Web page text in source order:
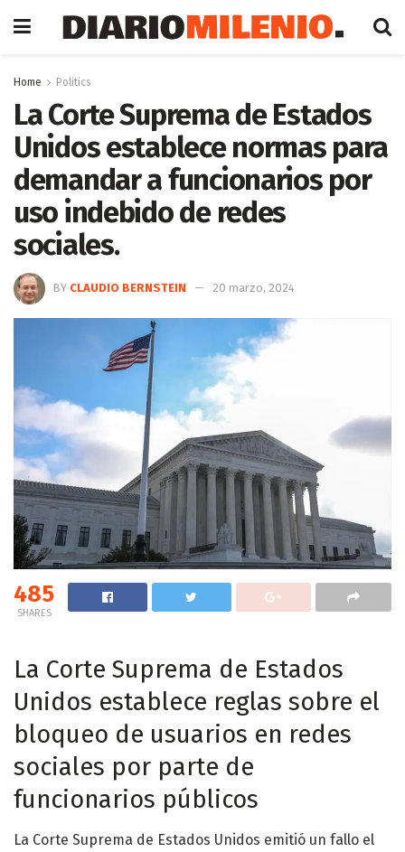
Home Politics
La Corte Suprema de Estados
Unidos establece normas para
demandar a funcionarios por
uso indebido de redes
sociales.
BY CLAUDIO BERNSTEIN 20 marzo, 2024
485
SHARES
La Corte Suprema de Estados
Unidos establece reglas sobre el
bloqueo de usuarios en redes
sociales por parte de
funcionarios públicos
La Corte Suprema de Estados Unidos emitió un fallo el